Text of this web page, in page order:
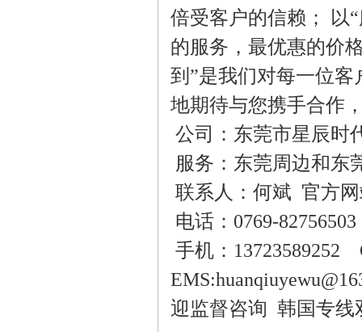
倍受客户的信赖； 以
的服务，最优惠的价
到”是我们对每一位
地期待与您携手合作
公司：东莞市星辰
服务：东莞周边和东
联系人：何斌 官方
电话：0769-82756503
手机：13723589252
迎监督咨询 韩国专线